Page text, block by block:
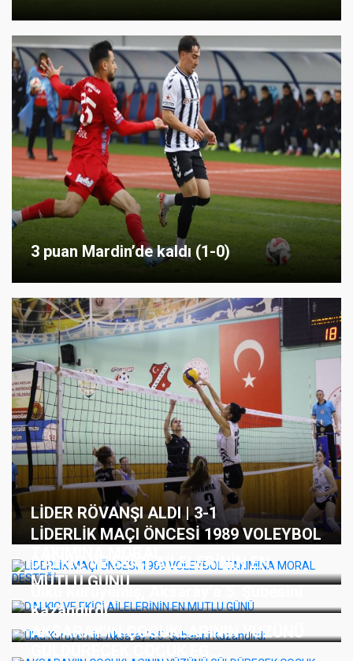
3 puan Mardin’de kaldı (1-0)
LİDER RÖVANŞI ALDI | 3-1
LİDERLİK MAÇI ÖNCESİ 1989 VOLEYBOL
DALKIÇ VE EKİCİ AİLELERİNİN EN
MUTLU GÜNÜ
Kazandırdı
AKSARAY’IN ÇOCUKLARININ YÜZÜNÜ